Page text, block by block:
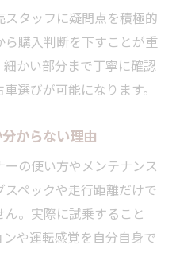
車チェック術
ンジンや加速を徹底確
車の異音や振動の見極
べき中古車の快適性と
タッフに疑問点を積極的
購入判断を下すことが重
かい部分まで丁寧に確認
選びが可能になります。
からない理由
の使い方やメンテナンス
ペックや走行距離だけで
。実際に試乗すること
や運転感覚を自分自身で